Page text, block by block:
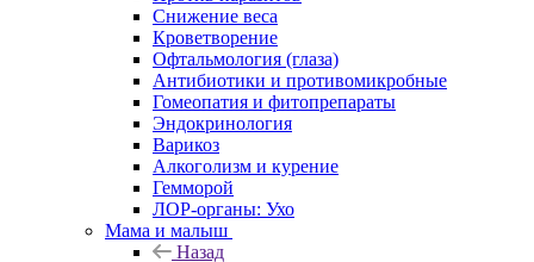
Снижение веса
Кроветворение
Офтальмология (глаза)
Антибиотики и противомикробные
Гомеопатия и фитопрепараты
Эндокринология
Варикоз
Алкоголизм и курение
Гемморой
ЛОР-органы: Ухо
Мама и малыш
Назад